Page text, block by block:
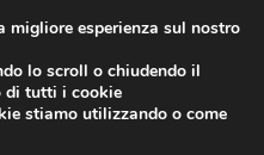
esperienza sul nostro
lo scroll o chiudendo il
di tutti i cookie
stiamo utilizzando o come